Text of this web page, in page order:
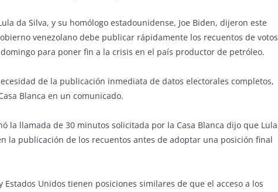
da Silva, y su homólogo estadounidense, Joe Biden, dijeron este
venezolano debe publicar rápidamente los recuentos de votos
para poner fin a la crisis en el país productor de petróleo.
de la publicación inmediata de datos electorales completos,
Blanca en un comunicado.
la llamada de 30 minutos solicitada por la Casa Blanca dijo que Lula
la publicación de los recuentos antes de adoptar una posición final
Estados Unidos tienen posiciones similares de que el acceso a los